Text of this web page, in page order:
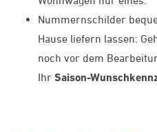
Nummernschilder
Hause liefern lassen:
noch vor dem
Ihr Saison-